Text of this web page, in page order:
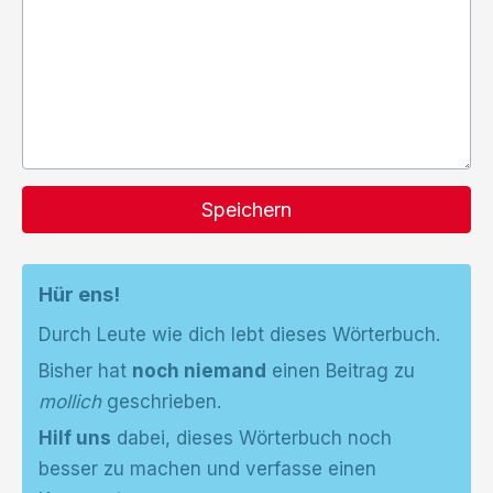
Speichern
Hür ens!
Durch Leute wie dich lebt dieses Wörterbuch.
Bisher hat noch niemand einen Beitrag zu
mollichgeschrieben.
Hilf uns dabei, dieses Wörterbuch noch
besser zu machen und verfasse einen